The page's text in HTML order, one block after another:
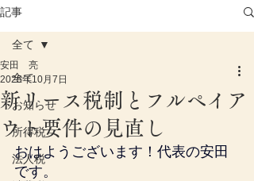
記事
全て
お知らせ
所得税
法人税
全て
新リース税制とフルペイア
ウト要件の見直し
安田 亮
2025年10月7日
おはようございます！代表の安田
です。